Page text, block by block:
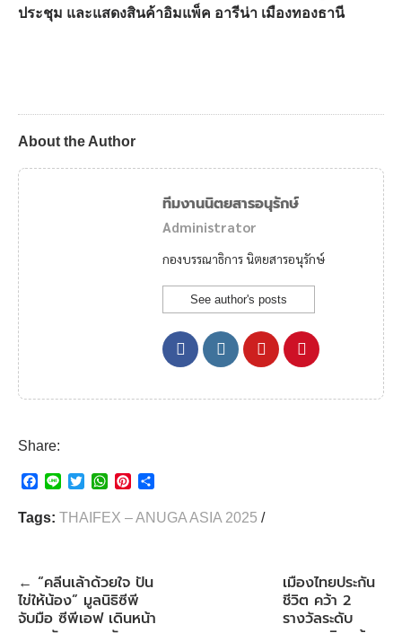
ประชุม และแสดงสินค้าอิมแพ็ค อารีน่า เมืองทองธานี
About the Author
ทีมงานนิตยสารอนุรักษ์
Administrator
กองบรรณาธิการ นิตยสารอนุรักษ์
See author's posts
Share:
c
e
o
k
n
i
r
W
a
p
p
n
e
s
t
a
Tags: THAIFEX – ANUGA ASIA 2025 /
← “คลีนเล้าด้วยใจ ปัน
ไข่ให้น้อง” มูลนิธิซีพี
จับมือ ซีพีเอฟ เดินหน้า
เมืองไทยประกัน
ชีวิต คว้า 2
รางวัลระดับ